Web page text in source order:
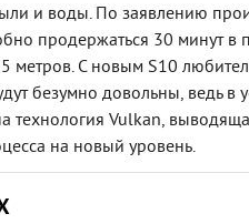
и воды. По заявлению
продержаться 30 минут в
метров. С новым S10
безумно довольны, ведь в
технология Vulkan,
на новый уровень.